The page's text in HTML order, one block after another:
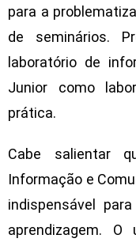
para a
de seminários.
laboratório de
Junior como
prática.
Cabe salientar
Informação e
indispensável
aprendizagem.